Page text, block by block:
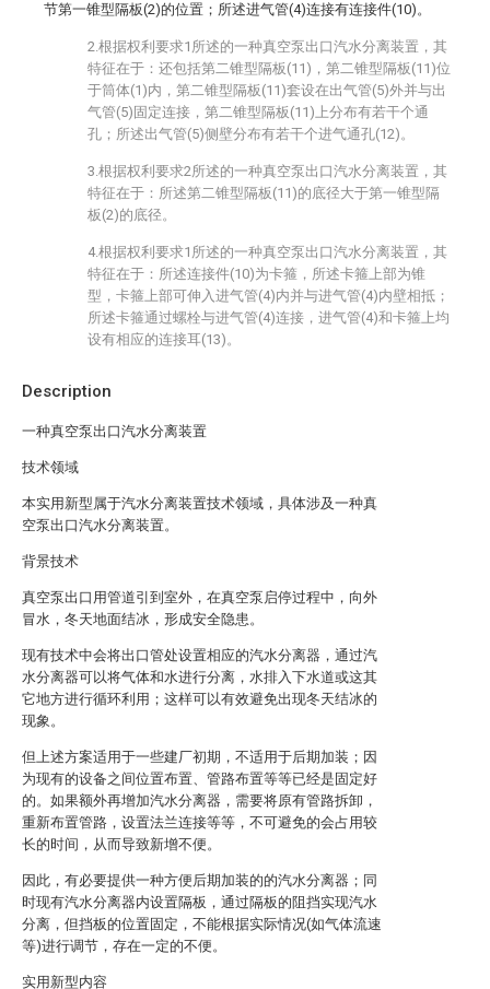
Description
一种真空泵出口汽水分离装置
技术领域
本实用新型属于汽水分离装置技术领域，具体涉及一种真
空泵出口汽水分离装置。
背景技术
真空泵出口用管道引到室外，在真空泵启停过程中，向外
冒水，冬天地面结冰，形成安全隐患。
现有技术中会将出口管处设置相应的汽水分离器，通过汽
水分离器可以将气体和水进行分离，水排入下水道或这其
它地方进行循环利用；这样可以有效避免出现冬天结冰的
现象。
但上述方案适用于一些建厂初期，不适用于后期加装；因
为现有的设备之间位置布置、管路布置等等已经是固定好
的。如果额外再增加汽水分离器，需要将原有管路拆卸，
重新布置管路，设置法兰连接等等，不可避免的会占用较
长的时间，从而导致新增不便。
因此，有必要提供一种方便后期加装的的汽水分离器；同
时现有汽水分离器内设置隔板，通过隔板的阻挡实现汽水
分离，但挡板的位置固定，不能根据实际情况(如气体流速
等)进行调节，存在一定的不便。
实用新型内容
节第一锥型隔板(2)的位置；所述进气管(4)连接有连接件(10)。
2.根据权利要求1所述的一种真空泵出口汽水分离装置，其
特征在于：还包括第二锥型隔板(11)，第二锥型隔板(11)位
于筒体(1)内，第二锥型隔板(11)套设在出气管(5)外并与出
气管(5)固定连接，第二锥型隔板(11)上分布有若干个通
孔；所述出气管(5)侧壁分布有若干个进气通孔(12)。
3.根据权利要求2所述的一种真空泵出口汽水分离装置，其
特征在于：所述第二锥型隔板(11)的底径大于第一锥型隔
板(2)的底径。
4.根据权利要求1所述的一种真空泵出口汽水分离装置，其
特征在于：所述连接件(10)为卡箍，所述卡箍上部为锥
型，卡箍上部可伸入进气管(4)内并与进气管(4)内壁相抵；
所述卡箍通过螺栓与进气管(4)连接，进气管(4)和卡箍上均
设有相应的连接耳(13)。